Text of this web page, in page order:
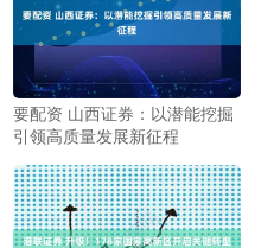
要配资 山西证券：以潜能挖掘
引领高质量发展新征程